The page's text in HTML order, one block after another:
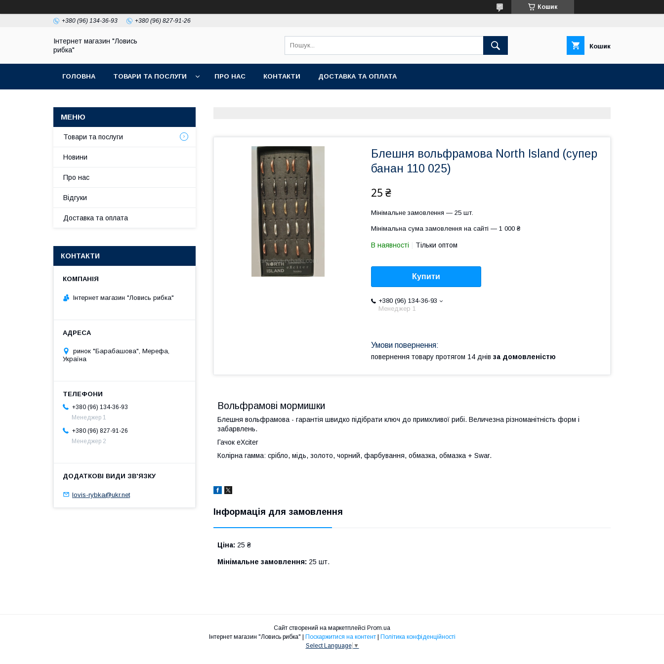
Кошик
+380 (96) 134-36-93 +380 (96) 827-91-26
Інтернет магазин "Ловись
рибка"
Кошик
ГОЛОВНА ТОВАРИ ТА ПОСЛУГИ ПРО НАС КОНТАКТИ ДОСТАВКА ТА ОПЛАТА
Блешня вольфрамова North Island (супер
банан 110 025)
25 ₴
Мінімальне замовлення — 25 шт.
Мінімальна сума замовлення на сайті — 1 000 ₴
В наявності Тільки оптом
Купити
+380 (96) 134-36-93
Менеджер 1
повернення товару протягом 14 днів за домовленістю
Вольфрамові мормишки
Блешня вольфрамова - гарантія швидко підібрати ключ до примхливої рибі. Величезна різноманітність форм і
забарвлень.
Гачок eXciter
Колірна гамма: срібло, мідь, золото, чорний, фарбування, обмазка, обмазка + Swar.
Інформація для замовлення
Ціна: 25 ₴
Мінімальне замовлення: 25 шт.
Товари та послуги
Новини
Про нас
Відгуки
Доставка та оплата
КОНТАКТИ
Інтернет магазин "Ловись рибка"
ринок "Барабашова", Мерефа,
Україна
+380 (96) 134-36-93
Менеджер 1
+380 (96) 827-91-26
Менеджер 2
lovis-rybka@ukr.net
Сайт створений на маркетплейсі Prom.ua
Інтернет магазин "Ловись рибка" | Поскаржитися на контент | Політика конфіденційності
Select Language ▼